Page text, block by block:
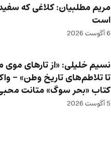
مریم مطلبیان: کلاغی که
است
6 آگوست 2026
نسیم خلیلی: «از تارهای موی
تا تلاطم‌های تاریخ وطن» –
کتاب «بحر سوگ» متانت
5 آگوست 2026